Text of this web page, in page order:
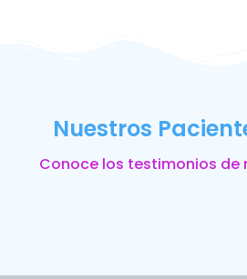
Nuestros
Conoce los testimonios de